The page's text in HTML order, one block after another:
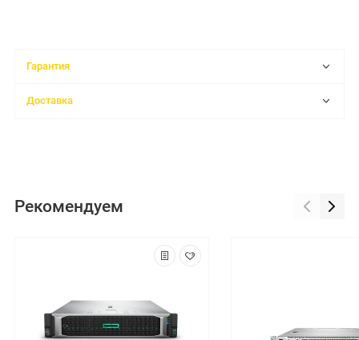
Гарантия
Доставка
Рекомендуем